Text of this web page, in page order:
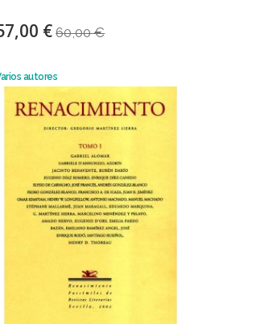
€ 60,00 €
autores